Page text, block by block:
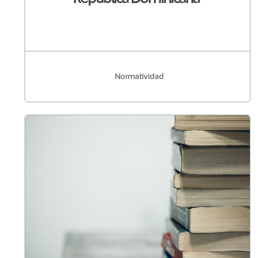
Normatividad